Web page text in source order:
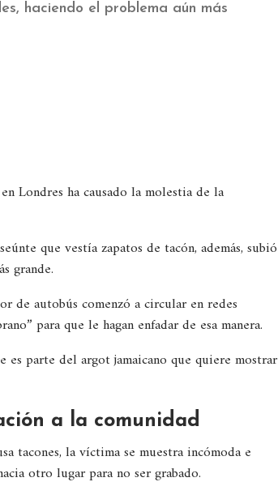
haciendo el problema aún más
Londres ha causado la molestia de la
que vestía zapatos de tacón, además, subió
grande.
autobús comenzó a circular en redes
para que le hagan enfadar de esa manera.
parte del argot jamaicano que quiere mostrar
a la comunidad
tacones, la víctima se muestra incómoda e
otro lugar para no ser grabado.